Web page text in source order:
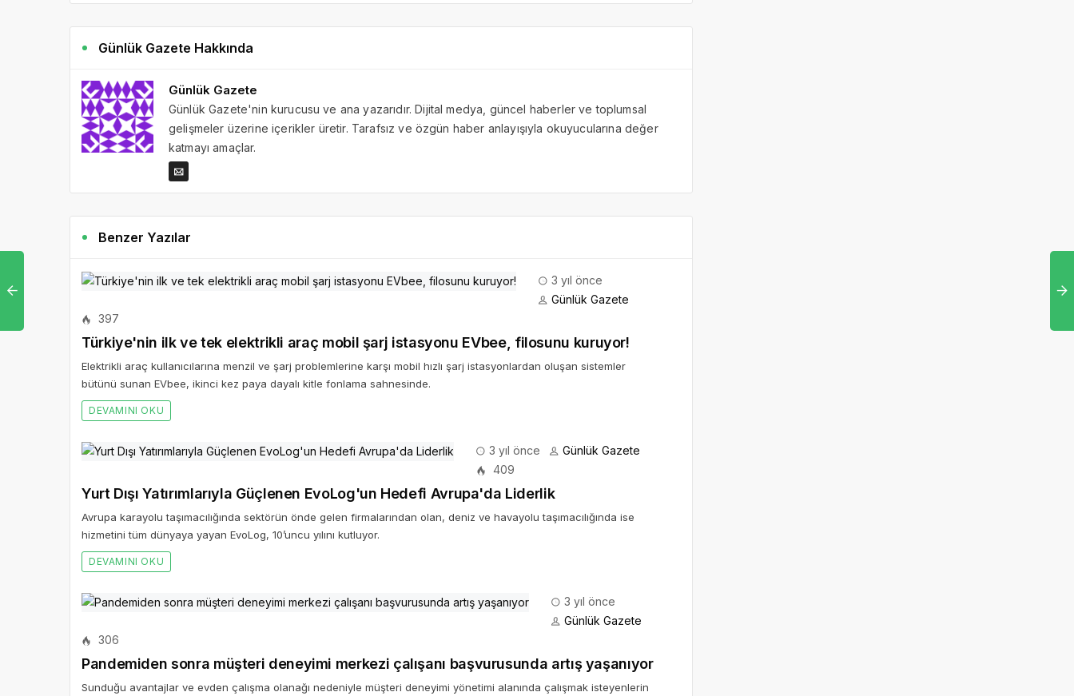
Günlük Gazete Hakkında
Günlük Gazete
Günlük Gazete'nin kurucusu ve ana yazarıdır. Dijital medya, güncel haberler ve toplumsal
gelişmeler üzerine içerikler üretir. Tarafsız ve özgün haber anlayışıyla okuyucularına değer
katmayı amaçlar.
Benzer Yazılar
3 yıl önce
Günlük Gazete
397
Türkiye'nin ilk ve tek elektrikli araç mobil şarj istasyonu EVbee, filosunu kuruyor!
Elektrikli araç kullanıcılarına menzil ve şarj problemlerine karşı mobil hızlı şarj istasyonlardan oluşan sistemler
bütünü sunan EVbee, ikinci kez paya dayalı kitle fonlama sahnesinde.
DEVAMINI OKU
3 yıl önce
Günlük Gazete
409
Yurt Dışı Yatırımlarıyla Güçlenen EvoLog'un Hedefi Avrupa'da Liderlik
Avrupa karayolu taşımacılığında sektörün önde gelen firmalarından olan, deniz ve havayolu taşımacılığında ise
hizmetini tüm dünyaya yayan EvoLog, 10’uncu yılını kutluyor.
DEVAMINI OKU
3 yıl önce
Günlük Gazete
306
Pandemiden sonra müşteri deneyimi merkezi çalışanı başvurusunda artış yaşanıyor
Sunduğu avantajlar ve evden çalışma olanağı nedeniyle müşteri deneyimi yönetimi alanında çalışmak isteyenlerin